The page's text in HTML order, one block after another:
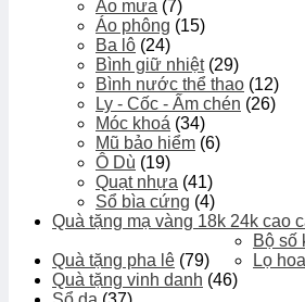
Áo mưa (7)
Áo phông (15)
Ba lô (24)
Bình giữ nhiệt (29)
Bình nước thể thao (12)
Ly - Cốc - Ấm chén (26)
Móc khoá (34)
Mũ bảo hiểm (6)
Ô Dù (19)
Quạt nhựa (41)
Sổ bìa cứng (4)
Quà tặng mạ vàng 18k 24k cao
Quà tặng pha lê (79)
Bộ số
Lọ
Quà tặng vinh danh (46)